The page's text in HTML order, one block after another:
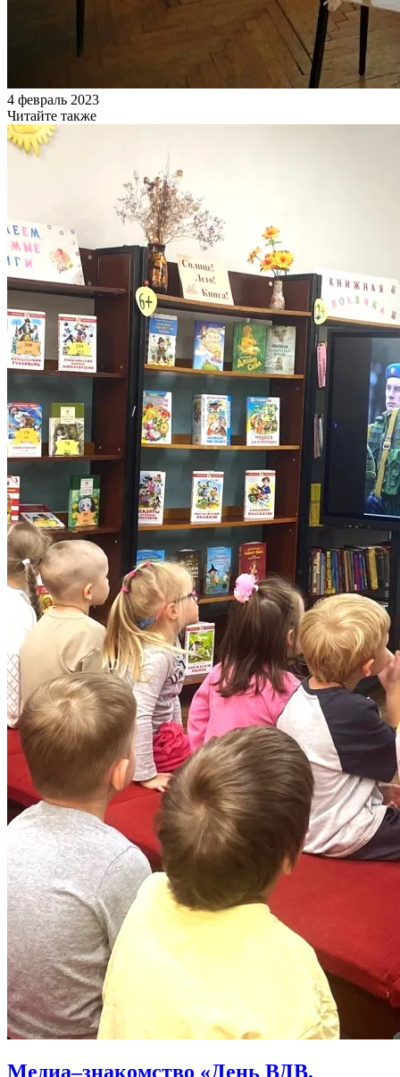
4 февраль 2023
Читайте также
Медиа–знакомство «День ВДВ.